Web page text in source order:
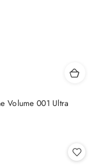
Volume 001 Ultra